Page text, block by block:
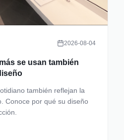
2026-08-04
se usan también
también reflejan la
Conoce por qué su diseño